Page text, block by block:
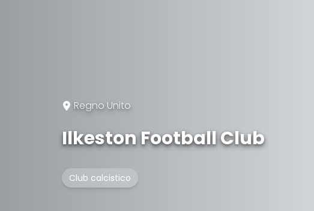
Regno Unito
Ilkeston Football Club
Club calcistico